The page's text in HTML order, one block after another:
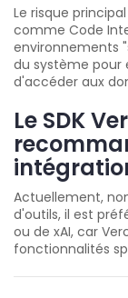
Le risque
comme Code
environnements
du système
d'accéder aux
Le SDK
Actuellement,
d'outils, il est
ou de xAI, car
fonctionnalités